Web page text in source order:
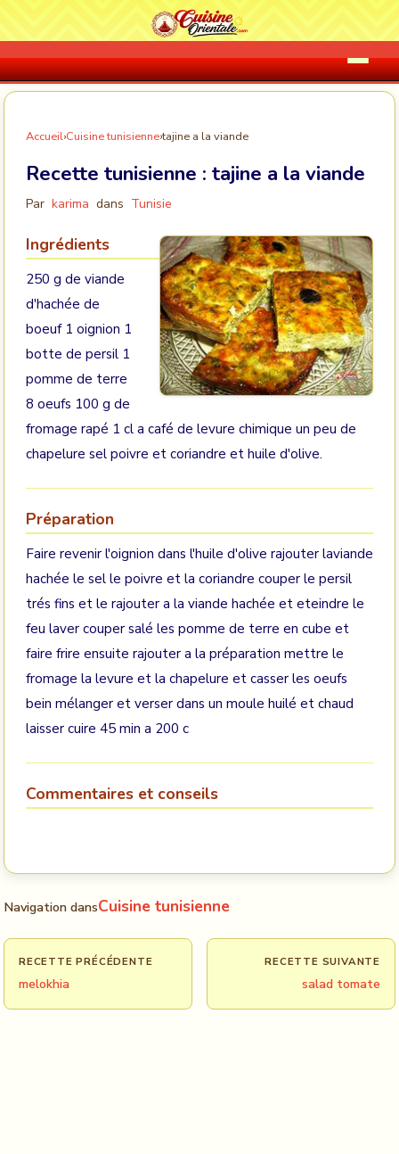
Accueil›Cuisine tunisienne›tajine a la viande
Recette tunisienne : tajine a la viande
Par karima dans Tunisie
Ingrédients
250 g de viande
d'hachée de
boeuf 1 oignion 1
botte de persil 1
pomme de terre
8 oeufs 100 g de
fromage rapé 1 cl a café de levure chimique un peu de
chapelure sel poivre et coriandre et huile d'olive.
Préparation
Faire revenir l'oignion dans l'huile d'olive rajouter laviande
hachée le sel le poivre et la coriandre couper le persil
trés fins et le rajouter a la viande hachée et eteindre le
feu laver couper salé les pomme de terre en cube et
faire frire ensuite rajouter a la préparation mettre le
fromage la levure et la chapelure et casser les oeufs
bein mélanger et verser dans un moule huilé et chaud
laisser cuire 45 min a 200 c
Commentaires et conseils
Navigation dansCuisine tunisienne
RECETTE PRÉCÉDENTE
melokhia
RECETTE SUIVANTE
salad tomate